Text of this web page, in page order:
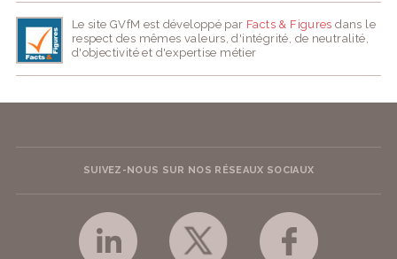
Le site GVfM est développé par Facts & Figures dans le
respect des mêmes valeurs, d'intégrité, de neutralité,
d'objectivité et d'expertise métier
SUIVEZ-NOUS SUR NOS RÉSEAUX SOCIAUX